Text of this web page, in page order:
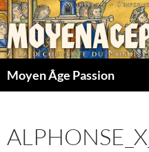
Aller
au
contenu
Moyen Âge Passion